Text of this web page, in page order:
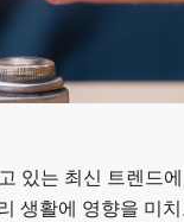
있는 최신 트렌드
생활에 영향을 미